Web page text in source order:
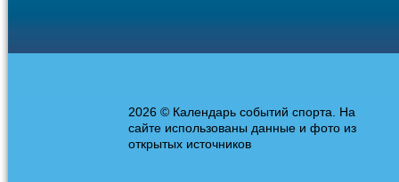
2026 © Календарь событий спорта. На
сайте использованы данные и фото из
открытых источников